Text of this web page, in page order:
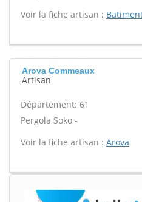
Voir la fiche artisan :
Arova Commeaux
Artisan
Département: 61
Pergola Soko -
Voir la fiche artisan : Arova